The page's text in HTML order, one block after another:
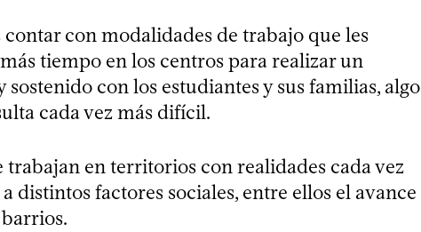
con modalidades de trabajo que les
tiempo en los centros para realizar un
con los estudiantes y sus familias, algo
cada vez más difícil.
trabajan en territorios con realidades cada vez
distintos factores sociales, entre ellos el avance